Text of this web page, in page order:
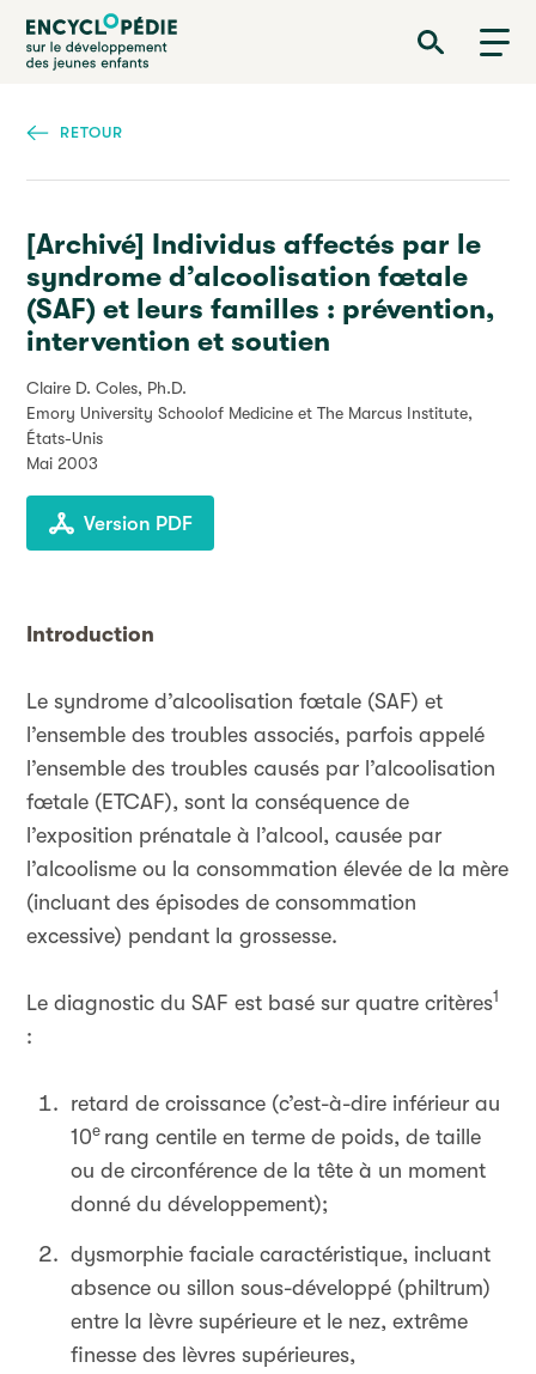
Aller
contenu
Encyclopédie sur le développement des jeunes enfants
RETOUR
[Archivé] Individus affectés par le
syndrome d’alcoolisation fœtale
(SAF) et leurs familles : prévention,
intervention et soutien
Claire D. Coles, Ph.D.
Emory University Schoolof Medicine et The Marcus Institute,
États-Unis
Mai 2003
Version PDF
Introduction
Le syndrome d’alcoolisation fœtale (SAF) et
l’ensemble des troubles associés, parfois appelé
l’ensemble des troubles causés par l’alcoolisation
fœtale (ETCAF), sont la conséquence de
l’exposition prénatale à l’alcool, causée par
l’alcoolisme ou la consommation élevée de la mère
(incluant des épisodes de consommation
excessive) pendant la grossesse.
Le diagnostic du SAF est basé sur quatre critères1
:
retard de croissance (c’est-à-dire inférieur au
10e rang centile en terme de poids, de taille
ou de circonférence de la tête à un moment
donné du développement);
dysmorphie faciale caractéristique, incluant
absence ou sillon sous-développé (philtrum)
entre la lèvre supérieure et le nez, extrême
finesse des lèvres supérieures,